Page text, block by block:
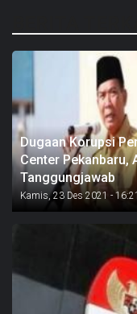
Dugaan Korupsi
Center Pekanbaru,
Tanggungjawab
Kamis, 23 Des 2021 -